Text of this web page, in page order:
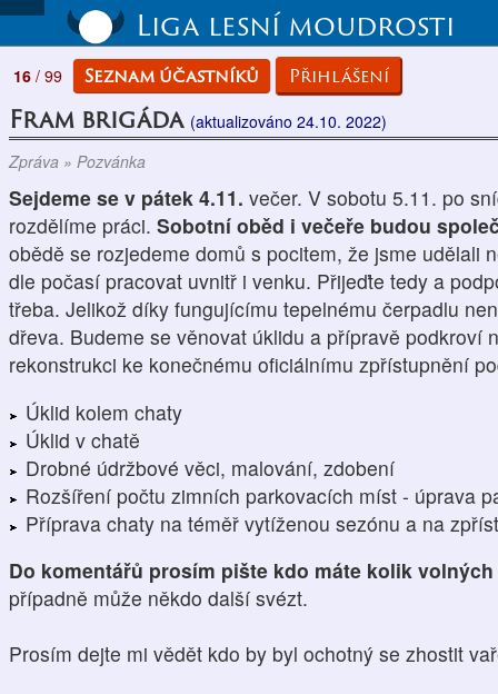
Liga lesní moudrosti
16 / 99 Seznam účastníků Přihlášení
Fram brigáda (aktualizováno 24.10. 2022)
Zpráva » Pozvánka
Sejdeme se v pátek 4.11. večer. V sobotu 5.11. po
rozdělíme práci. Sobotní oběd i večeře budou
obědě se rozjedeme domů s pocitem, že jsme udělali
dle počasí pracovat uvnitř i venku. Přijeďte tedy a
třeba. Jelikož díky fungujícímu tepelnému čerpadlu
dřeva. Budeme se věnovat úklidu a přípravě podkroví
rekonstrukci ke konečnému oficiálnímu zpřístupnění
Úklid kolem chaty
Úklid v chatě
Drobné údržbové věci, malování, zdobení
Rozšíření počtu zimních parkovacích míst - úprava
Příprava chaty na téměř vytíženou sezónu a na
Do komentářů prosím pište kdo máte kolik
případně může někdo další svézt.
Prosím dejte mi vědět kdo by byl ochotný se zhostit